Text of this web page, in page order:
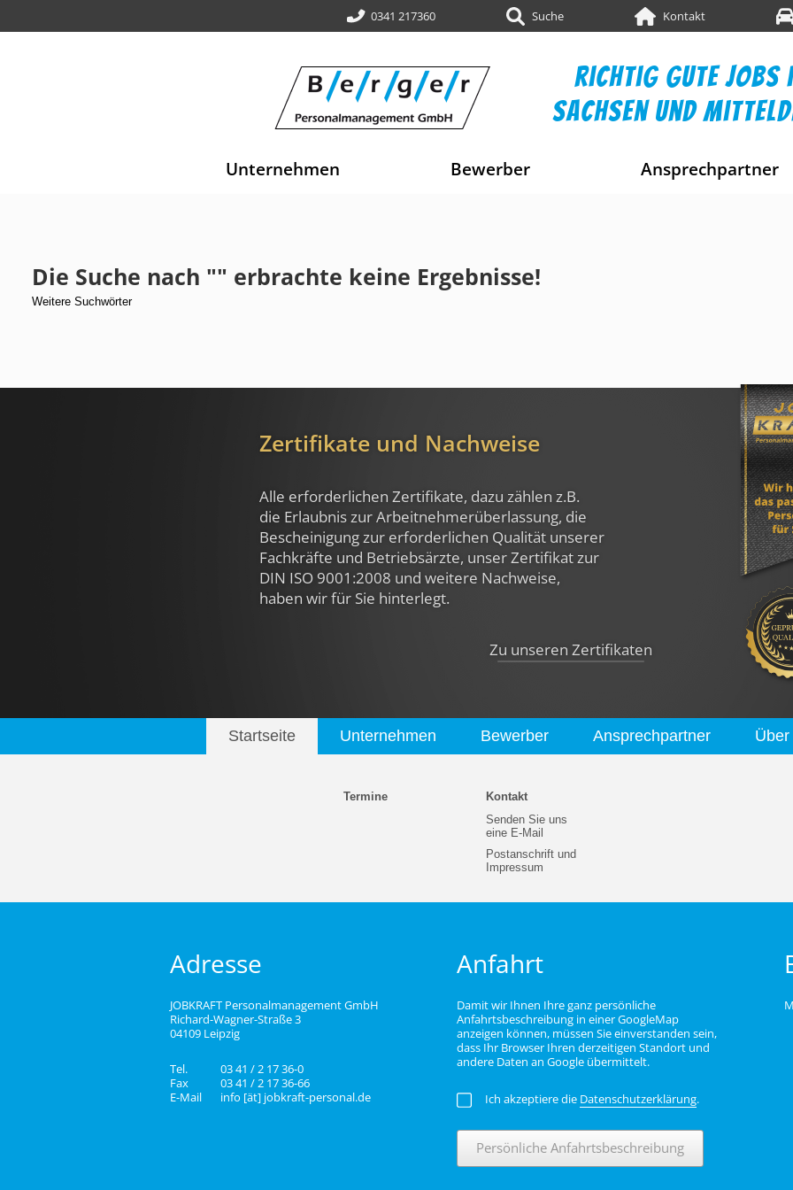
0341 217360 Suche Kontakt
richtig gute jobs
sachsen und
Unternehmen Bewerber Ansprechpartner
Die Suche nach "" erbrachte keine Ergebnisse!
Weitere Suchwörter
Zertifikate und Nachweise
Alle erforderlichen Zertifikate, dazu zählen z.B.
die Erlaubnis zur Arbeitnehmerüberlassung, die
Bescheinigung zur erforderlichen Qualität unserer
Fachkräfte und Betriebsärzte, unser Zertifikat zur
DIN ISO 9001:2008 und weitere Nachweise,
haben wir für Sie hinterlegt.
Zu unseren Zertifikaten
Startseite Unternehmen Bewerber Ansprechpartner
Termine
Kontakt
Senden Sie uns
eine E-Mail
Postanschrift und
Impressum
Adresse
JOBKRAFT Personalmanagement GmbH
Richard-Wagner-Straße 3
04109 Leipzig
Tel.
03 41 / 2 17 36-0
Fax
03 41 / 2 17 36-66
E-Mail
info [ät] jobkraft-personal.de
Anfahrt
Damit wir Ihnen Ihre ganz persönliche
Anfahrtsbeschreibung in einer GoogleMap
anzeigen können, müssen Sie einverstanden sein,
dass Ihr Browser Ihren derzeitigen Standort und
andere Daten an Google übermittelt.
Ich akzeptiere die Datenschutzerklärung.
Persönliche Anfahrtsbeschreibung